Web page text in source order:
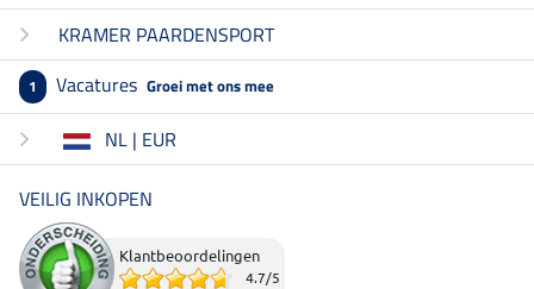
KRAMER PAARDENSPORT
1 Vacatures Groei met ons mee
NL | EUR
VEILIG INKOPEN
Klantbeoordelingen
4.7/5